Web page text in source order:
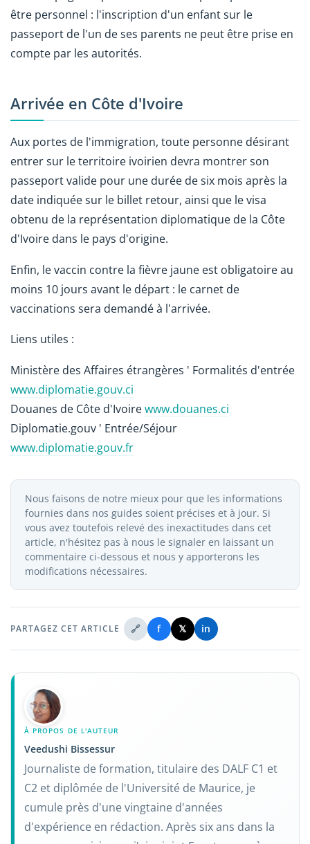
être personnel : l'inscription d'un enfant sur le
passeport de l'un de ses parents ne peut être prise en
compte par les autorités.
Arrivée en Côte d'Ivoire
Aux portes de l'immigration, toute personne désirant
entrer sur le territoire ivoirien devra montrer son
passeport valide pour une durée de six mois après la
date indiquée sur le billet retour, ainsi que le visa
obtenu de la représentation diplomatique de la Côte
d'Ivoire dans le pays d'origine.
Enfin, le vaccin contre la fièvre jaune est obligatoire au
moins 10 jours avant le départ : le carnet de
vaccinations sera demandé à l'arrivée.
Liens utiles :
Ministère des Affaires étrangères ' Formalités d'entrée
www.diplomatie.gouv.ci
Douanes de Côte d'Ivoirewww.douanes.ci
Diplomatie.gouv ' Entrée/Séjour
www.diplomatie.gouv.fr
Nous faisons de notre mieux pour que les informations
fournies dans nos guides soient précises et à jour. Si
vous avez toutefois relevé des inexactitudes dans cet
article, n'hésitez pas à nous le signaler en laissant un
commentaire ci-dessous et nous y apporterons les
modifications nécessaires.
PARTAGEZ CET ARTICLE 🔗 f 𝕏 in
À PROPOS DE L'AUTEUR
Veedushi Bissessur
Journaliste de formation, titulaire des DALF C1 et
C2 et diplômée de l'Université de Maurice, je
cumule près d'une vingtaine d'années
d'expérience en rédaction. Après six ans dans la